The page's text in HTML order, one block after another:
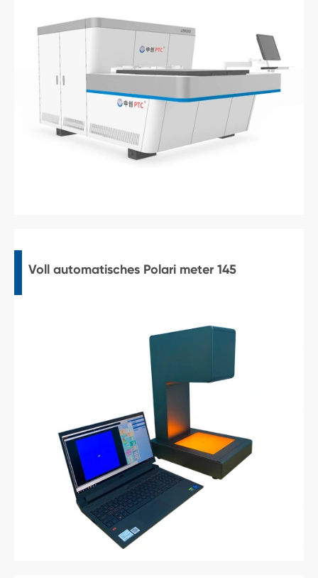
Voll automatisches Polari meter 145